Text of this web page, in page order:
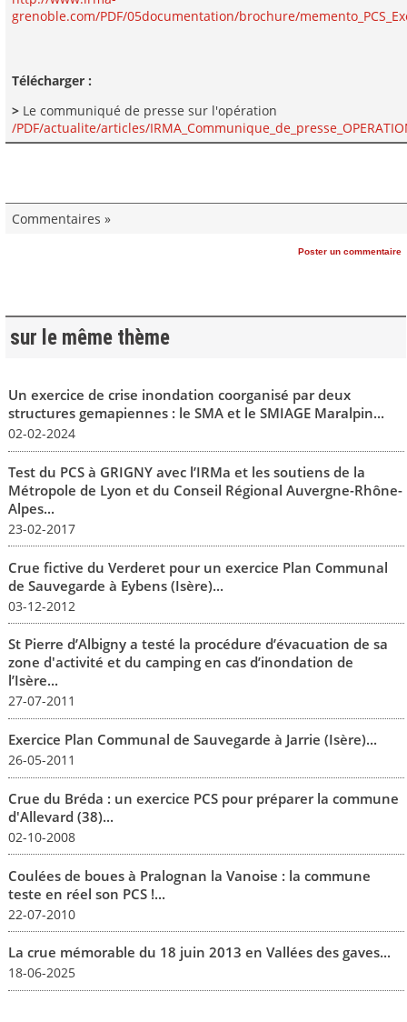
grenoble.com/PDF/05documentation/brochure/
Télécharger :
>Le communiqué de presse sur l'opération
/PDF/actualite/articles/
Commentaires »
Poster un commentaire
sur le même thème
Un exercice de crise inondation coorganisé par deux
structures gemapiennes : le SMA et le SMIAGE Maralpin...
02-02-2024
Test du PCS à GRIGNY avec l’IRMa et les soutiens de la
Métropole de Lyon et du Conseil Régional Auvergne-Rhône-
Alpes...
23-02-2017
Crue fictive du Verderet pour un exercice Plan Communal
de Sauvegarde à Eybens (Isère)...
03-12-2012
St Pierre d’Albigny a testé la procédure d’évacuation de sa
zone d'activité et du camping en cas d’inondation de
l’Isère...
27-07-2011
Exercice Plan Communal de Sauvegarde à Jarrie (Isère)...
26-05-2011
Crue du Bréda : un exercice PCS pour préparer la commune
d'Allevard (38)...
02-10-2008
Coulées de boues à Pralognan la Vanoise : la commune
teste en réel son PCS !...
22-07-2010
La crue mémorable du 18 juin 2013 en Vallées des gaves...
18-06-2025